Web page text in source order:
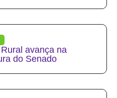
avança na
do Senado